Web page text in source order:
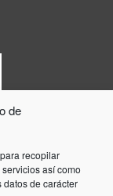
de
recopilar
así como
de carácter